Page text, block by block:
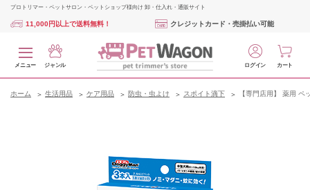
プロトリマー・ペットサロン・ペットショップ様向け 卸・仕入れ・通販サイト
11,000円以上で送料無料！ クレジットカード・売掛払い可能
メニュー ジャンル ログイン カート
ホーム 生活用品 ケア用品 防虫・虫よけ スポイト滴下 【専門店用】 薬用